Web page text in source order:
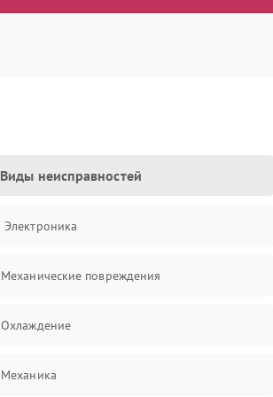
Виды неисправностей
Электроника
Механические повреждения
Охлаждение
Механика